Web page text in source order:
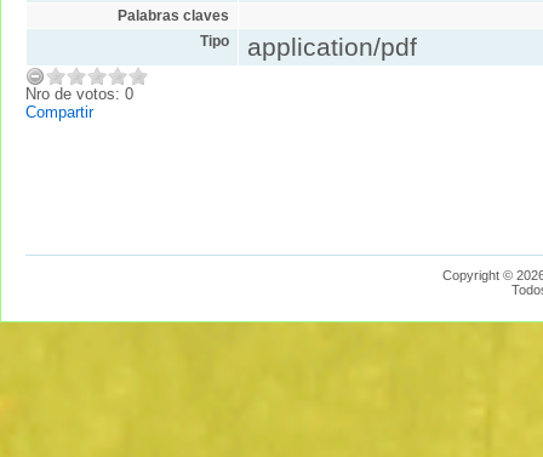
Palabras claves
Tipo
application/pdf
Nro de votos: 0
Compartir
Copyright ©